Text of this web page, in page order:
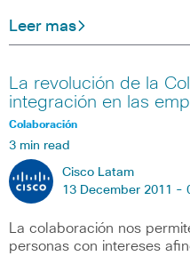
Leer mas
La revolución de la
integración en las
Colaboración
3 min read
Cisco Latam
13 December 2011 -
La colaboración nos
personas con intereses